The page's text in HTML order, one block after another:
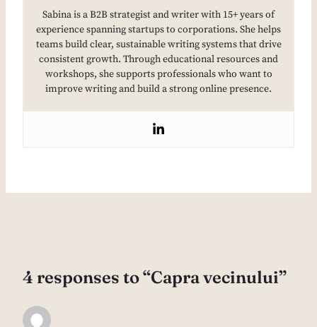
Sabina is a B2B strategist and writer with 15+ years of
experience spanning startups to corporations. She helps
teams build clear, sustainable writing systems that drive
consistent growth. Through educational resources and
workshops, she supports professionals who want to
improve writing and build a strong online presence.
4 responses to “Capra vecinului”